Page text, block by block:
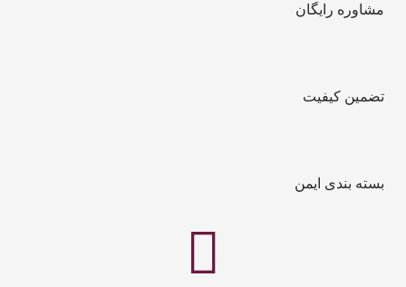
مشاوره رایگان
تضمین کیفیت
بسته بندی ایمن